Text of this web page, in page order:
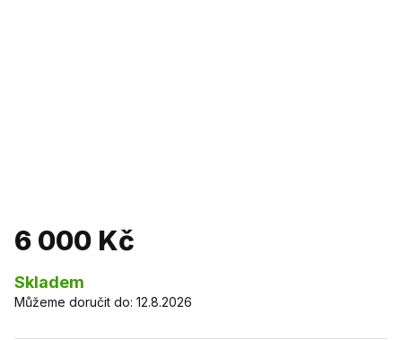
6 000 Kč
Skladem
Můžeme doručit do: 12.8.2026